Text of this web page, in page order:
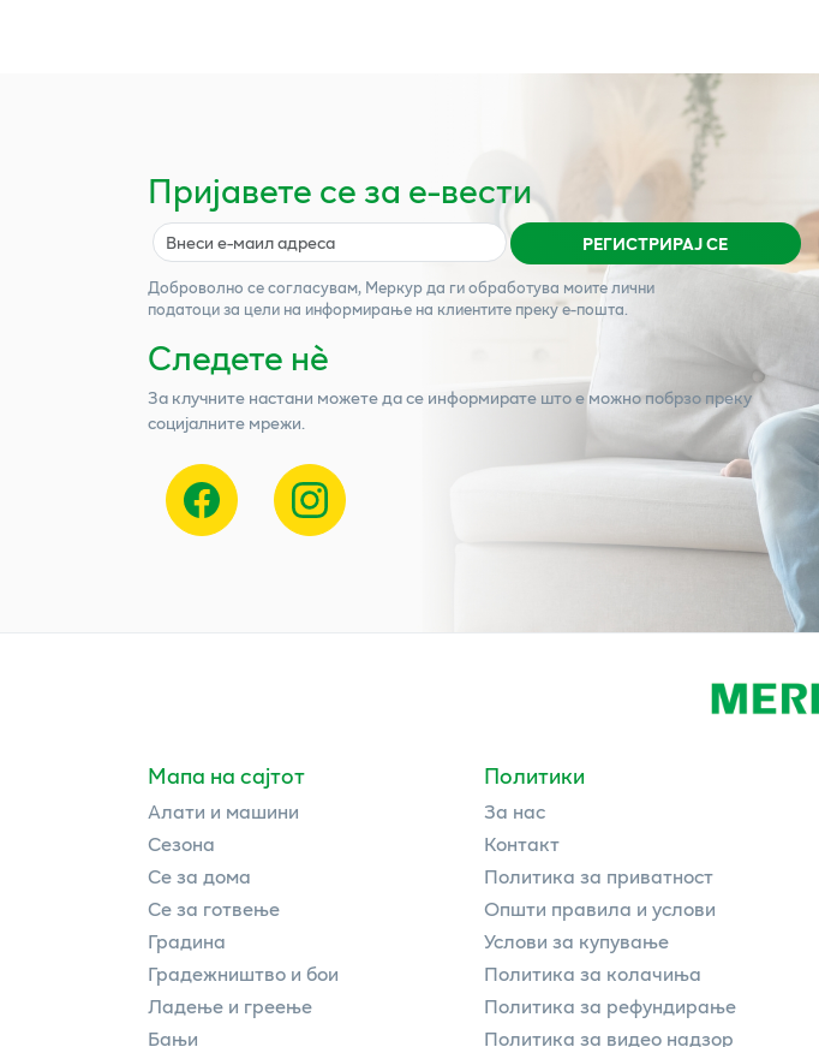
Пријавете се за е-вести
РЕГИСТРИРАЈ СЕ
Доброволно се согласувам, Меркурда ги обработува моите лични
податоци за цели на информирање на клиентите преку е-пошта.
Следете нѐ
За клучните настани можете да се информирате што е можно побрзо преку
социјалните мрежи.
Мапа на сајтот
Алати и машини
Сезона
Се за дома
Се за готвење
Градина
Градежништво и бои
Ладење и греење
Бањи
Политики
За нас
Контакт
Политика за приватност
Општи правила и услови
Услови за купување
Политика за колачиња
Политика за рефундирање
Политика за видео надзор